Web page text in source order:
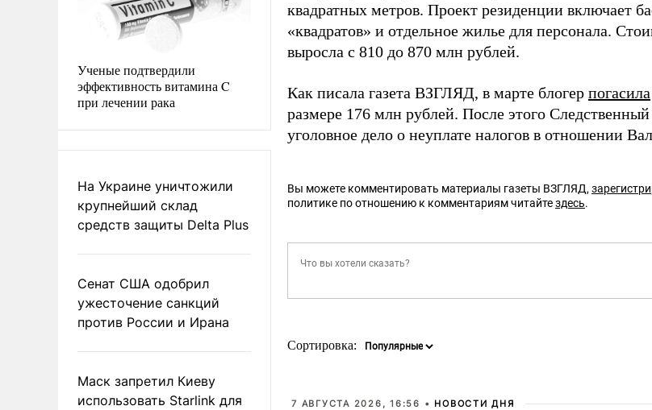
Ученые подтвердили
эффективность витамина C
при лечении рака
На Украине уничтожили
крупнейший склад
средств защиты Delta Plus
Сенат США одобрил
ужесточение санкций
против России и Ирана
Маск запретил Киеву
использовать Starlink для
квадратных метров. Проект резиденции включает
«квадратов» и отдельное жилье для персонала.
выросла с 810 до 870 млн рублей.
Как писала газета ВЗГЛЯД, в марте блогер погасила
размере 176 млн рублей. После этого
уголовное дело о неуплате налогов в отношении
Вы можете комментировать материалы газеты ВЗГЛЯД,
политике по отношению к комментариям читайтездесь.
Сортировка:
7 АВГУСТА 2026, 16:56 • НОВОСТИ ДНЯ